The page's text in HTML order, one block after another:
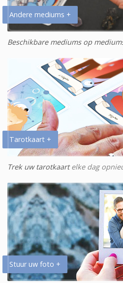
Andere mediums +
Beschikbare mediums op
Tarotkaart +
Trek uw tarotkaartelke dag
Stuur uw foto +